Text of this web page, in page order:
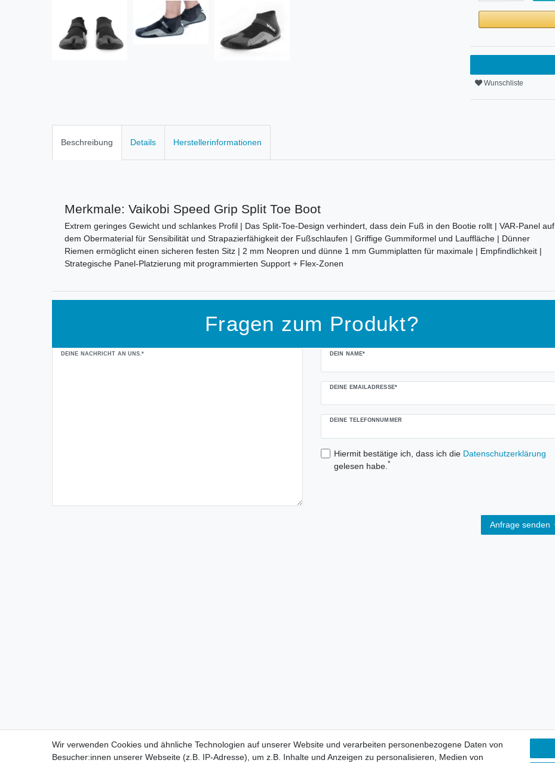
Wunschliste
Beschreibung Details Herstellerinformationen
Merkmale: Vaikobi Speed Grip Split Toe Boot
Extrem geringes Gewicht und schlankes Profil | Das Split-Toe-Design verhindert, dass dein Fuß in den Bootie rollt | VAR-Panel auf
dem Obermaterial für Sensibilität und Strapazierfähigkeit der Fußschlaufen | Griffige Gummiformel und Lauffläche | Dünner
Riemen ermöglicht einen sicheren festen Sitz | 2 mm Neopren und dünne 1 mm Gummiplatten für maximale | Empfindlichkeit |
Strategische Panel-Platzierung mit programmierten Support + Flex-Zonen
Fragen zum Produkt?
DEINE NACHRICHT AN UNS.* DEIN NAME*
DEINE EMAILADRESSE*
DEINE TELEFONNUMMER
Hiermit bestätige ich, dass ich die Daten­schutz­erklärung
gelesen habe. *
Ceres::Template.mailFormHoneypotLabel
Anfrage senden
Wir verwenden Cookies und ähnliche Technologien auf unserer Website und verarbeiten personenbezogene Daten von
Besucher:innen unserer Webseite (z.B. IP-Adresse), um z.B. Inhalte und Anzeigen zu personalisieren, Medien von